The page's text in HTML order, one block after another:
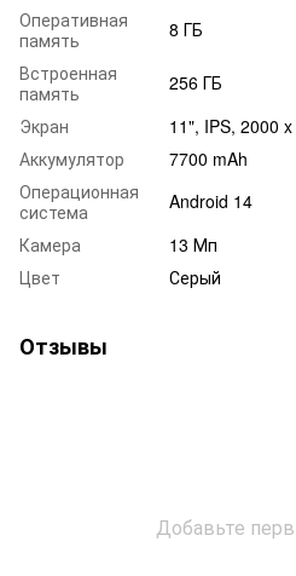
Оперативная
память
8 ГБ
Встроенная
память
256 ГБ
Экран
11", IPS, 2000
Аккумулятор
7700 mAh
Операционная
система
Android 14
Камера
13 Мп
Цвет
Серый
Отзывы
Добавьте